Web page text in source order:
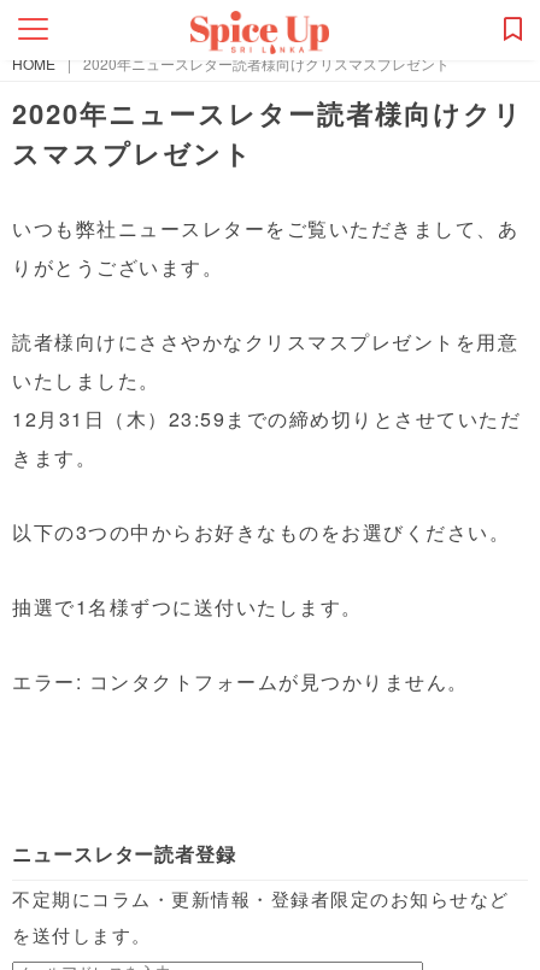
HOME | 2020年ニュースレター読者様向けクリスマスプレゼント
2020年ニュースレター読者様向けクリ
スマスプレゼント
いつも弊社ニュースレターをご覧いただきまして、あ
りがとうございます。
読者様向けにささやかなクリスマスプレゼントを用意
いたしました。
12月31日（木）23:59までの締め切りとさせていただ
きます。
以下の3つの中からお好きなものをお選びください。
抽選で1名様ずつに送付いたします。
エラー: コンタクトフォームが見つかりません。
ニュースレター読者登録
不定期にコラム・更新情報・登録者限定のお知らせなど
を送付します。